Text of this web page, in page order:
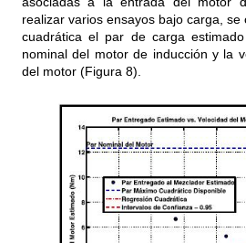
realizar varios ensayos bajo carga,
cuadrática el par de carga
nominal del motor de inducción y la
del motor (Figura 8).